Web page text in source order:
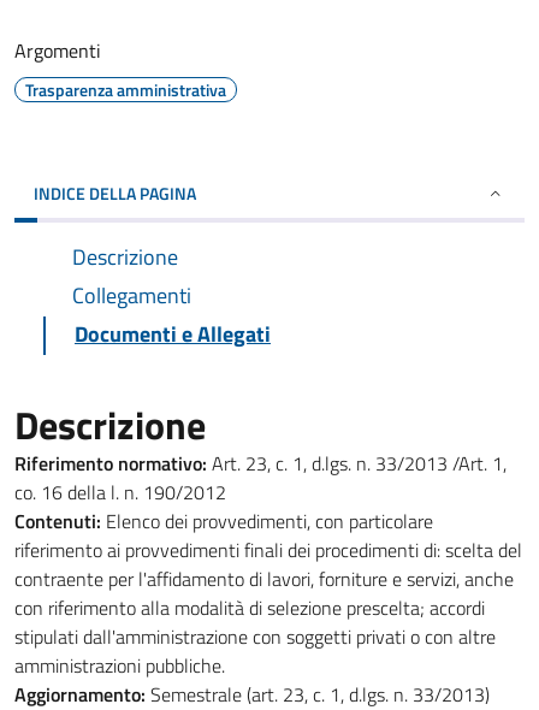
Argomenti
Trasparenza amministrativa
INDICE DELLA PAGINA
Descrizione
Collegamenti
Documenti e Allegati
Descrizione
Riferimento normativo: Art. 23, c. 1, d.lgs. n. 33/2013 /Art. 1,
co. 16 della l. n. 190/2012
Contenuti: Elenco dei provvedimenti, con particolare
riferimento ai provvedimenti finali dei procedimenti di: scelta del
contraente per l'affidamento di lavori, forniture e servizi, anche
con riferimento alla modalità di selezione prescelta; accordi
stipulati dall'amministrazione con soggetti privati o con altre
amministrazioni pubbliche.
Aggiornamento: Semestrale (art. 23, c. 1, d.lgs. n. 33/2013)